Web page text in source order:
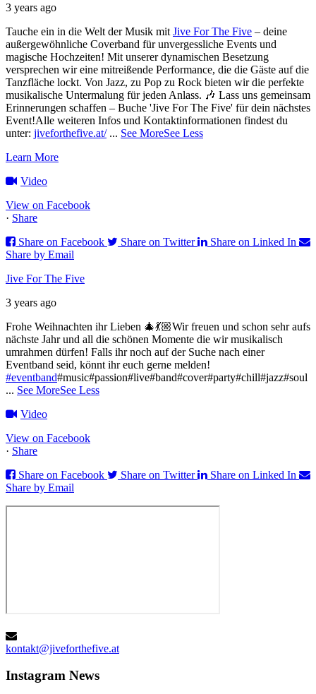
3 years ago
Tauche ein in die Welt der Musik mit Jive For The Five – deine
außergewöhnliche Coverband für unvergessliche Events und
magische Hochzeiten! Mit unserer dynamischen Besetzung
versprechen wir eine mitreißende Performance, die die Gäste auf die
Tanzfläche lockt. Von Jazz, zu Pop zu Rock bieten wir die perfekte
musikalische Untermalung für jeden Anlass. 🎶 Lass uns gemeinsam
Erinnerungen schaffen – Buche 'Jive For The Five' für dein nächstes
Event!Alle weiteren Infos und Kontaktinformationen findest du
unter: jiveforthefive.at/ ... See MoreSee Less
Learn More
Video
View on Facebook
· Share
Share on Facebook
Share on Twitter
Share on Linked In
Share by Email
Jive For The Five
3 years ago
Frohe Weihnachten ihr Lieben 🎄💃🏼Wir freuen und schon sehr aufs
nächste Jahr und all die schönen Momente die wir musikalisch
umrahmen dürfen! Falls ihr noch auf der Suche nach einer
Eventband seid, könnt ihr euch gerne melden!
#eventband#music#passion#live#band#cover#party#chill#jazz#soul
... See MoreSee Less
Video
View on Facebook
· Share
Share on Facebook
Share on Twitter
Share on Linked In
Share by Email
kontakt@jiveforthefive.at
Instagram News